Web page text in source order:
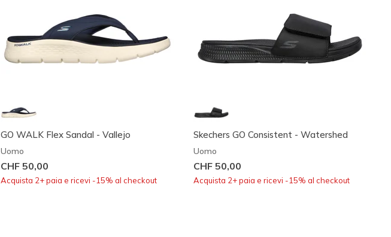
GO WALK Flex Sandal - Vallejo
Uomo
CHF 50,00
Acquista 2+ paia e ricevi -15% al checkout
Skechers GO Consistent - Watershed
Uomo
CHF 50,00
Acquista 2+ paia e ricevi -15% al checkout